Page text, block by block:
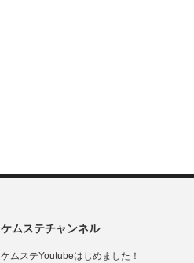
ケムステチャンネル
ケムステYoutubeはじめました！